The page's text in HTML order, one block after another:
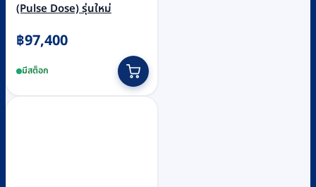
(Pulse Dose) รุ่นใหม่
฿97,400
มีสต็อก